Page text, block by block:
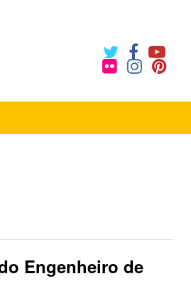
Engenheiro de